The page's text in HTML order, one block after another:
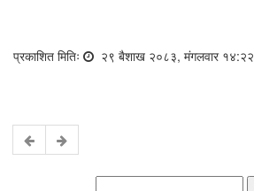
प्रकाशित मितिः २९ बैशाख २०८३, मंगलवार १४:२२